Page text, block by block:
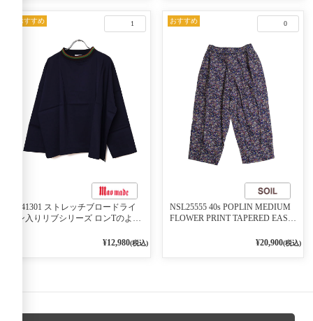
1
おすすめ
541301 ストレッチブロードライ
ン入りリブシリーズ ロンTのよう
プルオーバー 79ネイビー¥12,980(税込)
0
おすすめ
NSL25555 40s POPLIN MEDIUM
FLOWER PRINT TAPERED EASY
¥20,900(税込)